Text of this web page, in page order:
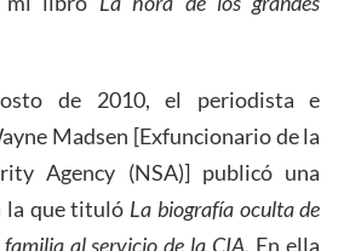
de 2010, el periodista e
Madsen [Exfuncionario de la
Agency (NSA)] publicó una
la que tituló La biografía oculta de
al servicio de la CIA. En ella